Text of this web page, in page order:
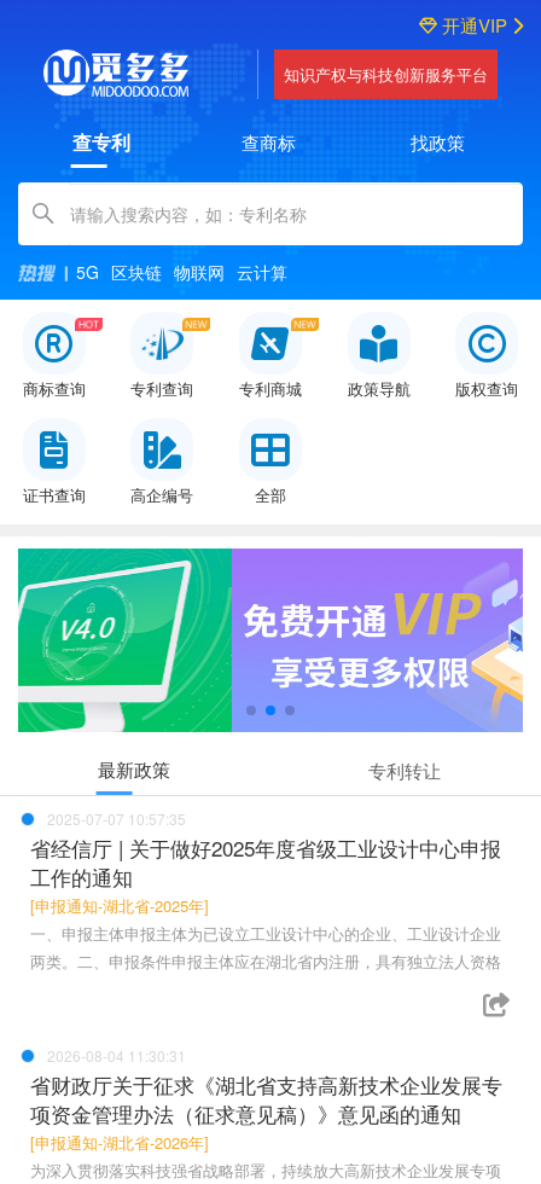
开通VIP
知识产权与科技创新服务平台
查专利 查商标 找政策
Amount (in dollars)
5G 区块链 物联网 云计算
商标查询 专利查询 专利商城 政策导航 版权查询
证书查询 高企编号 全部
最新政策 专利转让
2025-07-07 10:57:35
省经信厅 | 关于做好2025年度省级工业设计中心申报
工作的通知
[申报通知-湖北省-2025年]
一、申报主体申报主体为已设立工业设计中心的企业、工业设计企业
两类。二、申报条件申报主体应在湖北省内注册，具有独立法人资格
2026-08-04 11:30:31
省财政厅关于征求《湖北省支持高新技术企业发展专
项资金管理办法（征求意见稿）》意见函的通知
[申报通知-湖北省-2026年]
为深入贯彻落实科技强省战略部署，持续放大高新技术企业发展专项